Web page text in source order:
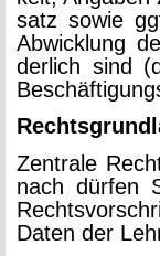
satz sowie
Ab­wick­lung
der­lich sind
Zen­tra­le
nach dür­fen
Daten der